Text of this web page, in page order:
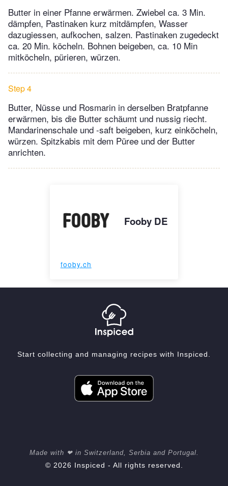
Butter in einer Pfanne erwärmen. Zwiebel ca. 3 Min.
dämpfen, Pastinaken kurz mitdämpfen, Wasser
dazugiessen, aufkochen, salzen. Pastinaken zugedeckt
ca. 20 Min. köcheln. Bohnen beigeben, ca. 10 Min
mitköcheln, pürieren, würzen.
Step 4
Butter, Nüsse und Rosmarin in derselben Bratpfanne
erwärmen, bis die Butter schäumt und nussig riecht.
Mandarinenschale und -saft beigeben, kurz einköcheln,
würzen. Spitzkabis mit dem Püree und der Butter
anrichten.
Fooby DE
fooby.ch
Start collecting and managing recipes with Inspiced.
Made with ❤ in Switzerland, Serbia and Portugal.
© 2026 Inspiced - All rights reserved.